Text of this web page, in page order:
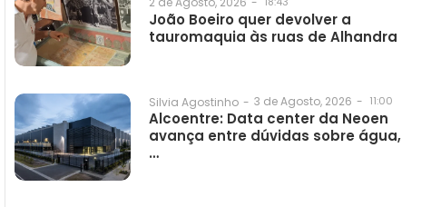
João Boeiro quer devolver a
tauromaquia às ruas de Alhandra
Silvia Agostinho - 3 de Agosto, 2026 - 11:00
Alcoentre: Data center da Neoen
avança entre dúvidas sobre água,
…